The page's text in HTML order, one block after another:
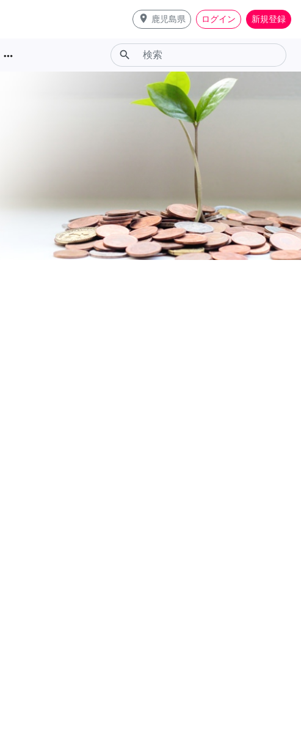
place 鹿児島県 ログイン 新規登録
more_horiz search